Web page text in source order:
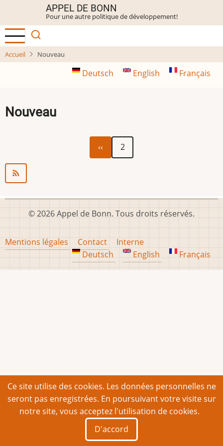
contenu
principal
APPEL DE BONN
Pour une autre politique de développement!
Accueil Nouveau
Deutsch English Français
Nouveau
précédente
‹‹ 2
© 2026 Appel de Bonn. Tous droits réservés.
Footer
menu
Mentions légales Contact
Interne
Deutsch
English Français
Ce site utilise des cookies. Les données personnelles ne
seront pas enregistrées. En poursuivant votre visite sur
notre site, vous acceptez l'utilisation de cookies.
D'accord